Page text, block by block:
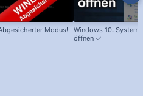
Modus!
Windows 10:
öffnen ✓